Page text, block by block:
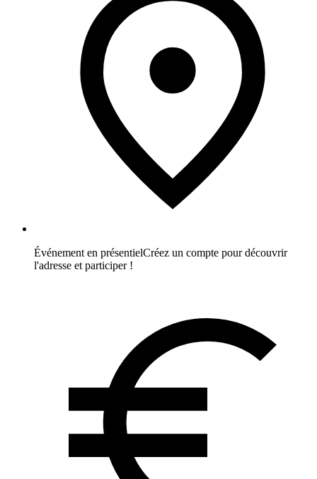
Événement en présentielCréez un compte pour découvrir
l'adresse et participer !